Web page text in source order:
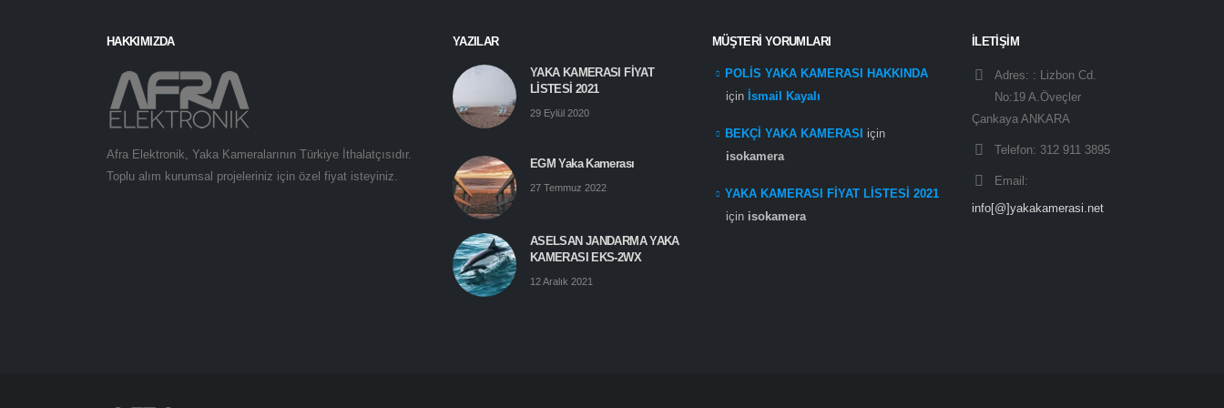
HAKKIMIZDA
Afra Elektronik, Yaka Kameralarının Türkiye İthalatçısıdır.
Toplu alım kurumsal projeleriniz için özel fiyat isteyiniz.
YAZILAR
YAKA KAMERASI FİYAT
LİSTESİ 2021
29 Eylül 2020
EGM Yaka Kamerası
27 Temmuz 2022
ASELSAN JANDARMA YAKA
KAMERASI EKS-2WX
12 Aralık 2021
MÜŞTERI YORUMLARI
POLİS YAKA KAMERASI HAKKINDA
için İsmail Kayalı
BEKÇİ YAKA KAMERASI
için
isokamera
YAKA KAMERASI FİYAT LİSTESİ 2021
için isokamera
İLETİŞİM
Adres: : Lizbon Cd.
No:19 A.Öveçler
Çankaya ANKARA
Telefon: 312 911 3895
Email:
info[@]yakakamerasi.net